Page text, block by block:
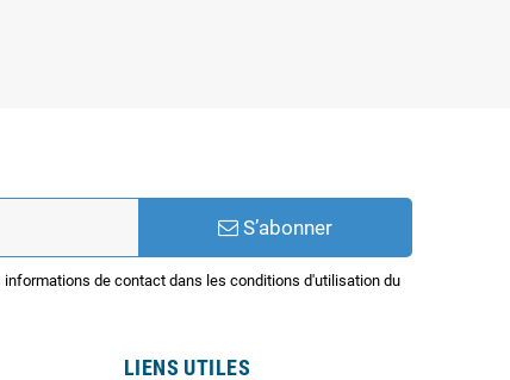
S’abonner
de contact dans les conditions d'utilisation du
LIENS UTILES